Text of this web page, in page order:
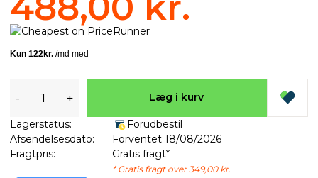
- + Læg i kurv
Lagerstatus:
Forudbestil
Afsendelsesdato:
Forventet 18/08/2026
Fragtpris:
Gratis fragt*
* Gratis fragt over 349,00 kr.